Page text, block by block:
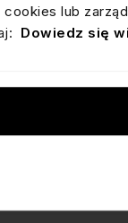
lub
Dowiedz się